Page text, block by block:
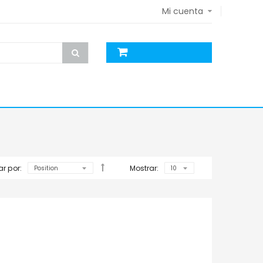
Mi cuenta
por: Mostrar: